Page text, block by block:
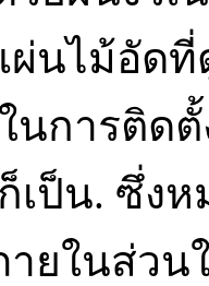
นไม้อัดที่
การติด
เป็น. ซึ่ง
ายในส่ว